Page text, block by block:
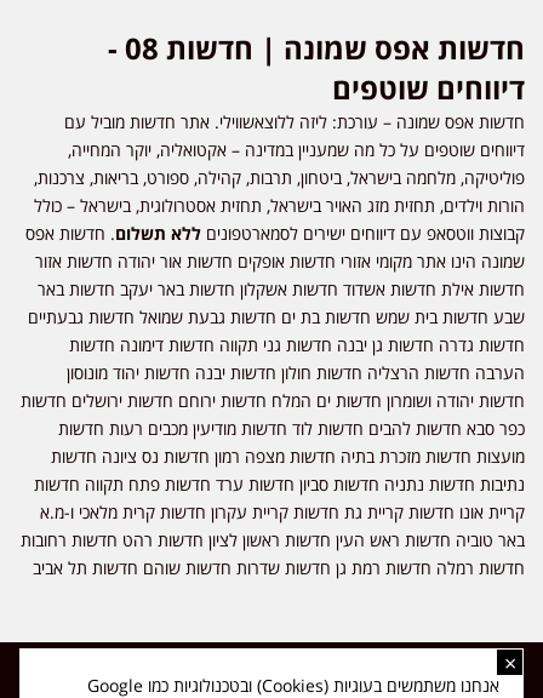
חדשות אפס שמונה | חדשות 08 -
דיווחים שוטפים
חדשות אפס שמונה – עורכת: ליזה ללוצאשווילי. אתר חדשות מוביל עם
דיווחים שוטפים על כל מה שמעניין במדינה – אקטואליה, יוקר המחייה,
פוליטיקה, מלחמה בישראל, ביטחון, תרבות, קהילה, ספורט, בריאות, צרכנות,
הורות וילדים, תחזית מזג האויר בישראל, תחזית אסטרולוגית, בישראל – כולל
קבוצות ווטסאפ עם דיווחים ישירים לסמארטפונים ללא תשלום. חדשות אפס
שמונה הינו אתר מקומי אזורי חדשות אופקים חדשות אור יהודה חדשות אזור
חדשות אילת חדשות אשדוד חדשות אשקלון חדשות באר יעקב חדשות באר
שבע חדשות בית שמש חדשות בת ים חדשות גבעת שמואל חדשות גבעתיים
חדשות גדרה חדשות גן יבנה חדשות גני תקווה חדשות דימונה חדשות
הערבה חדשות הרצליה חדשות חולון חדשות יבנה חדשות יהוד מונוסון
חדשות יהודה ושומרון חדשות ים המלח חדשות ירוחם חדשות ירושלים חדשות
כפר סבא חדשות להבים חדשות לוד חדשות מודיעין מכבים רעות חדשות
מועצות חדשות מזכרת בתיה חדשות מצפה רמון חדשות נס ציונה חדשות
נתיבות חדשות נתניה חדשות סביון חדשות ערד חדשות פתח תקווה חדשות
קריית אונו חדשות קריית גת חדשות קריית עקרון חדשות קרית מלאכי ו-מ.א
באר טוביה חדשות ראש העין חדשות ראשון לציון חדשות רהט חדשות רחובות
חדשות רמלה חדשות רמת גן חדשות שדרות חדשות שוהם חדשות תל אביב
כל הזכויות שמורות ל-ליזה ללוצאשווילי - חדשות אפס שמונה - דיווחים בזמן×
אנחנו משתמשים בעוגיות (Cookies) ובטכנולוגיות כמו Google